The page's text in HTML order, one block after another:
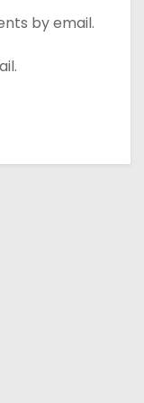
by email.